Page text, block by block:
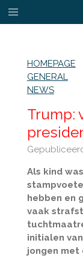
Ga
direct
hoofdinhoud
HOMEPAGE
GENERAL
NEWS
Trump:
Als kind
hebben en
vaak
initialen
jongen met